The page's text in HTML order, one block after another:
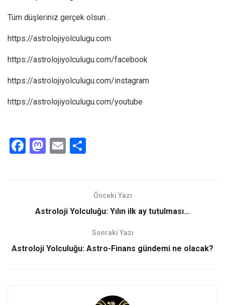
Tüm düşleriniz gerçek olsun…
https://astrolojiyolculugu.com
https://astrolojiyolculugu.com/facebook
https://astrolojiyolculugu.com/instagram
https://astrolojiyolculugu.com/youtube
F
k
M
d
n
E
Önceki Yazı
Astroloji Yolculuğu: Yılın ilk ay tutulması…
Sonraki Yazı
Astroloji Yolculuğu: Astro-Finans gündemi ne olacak?